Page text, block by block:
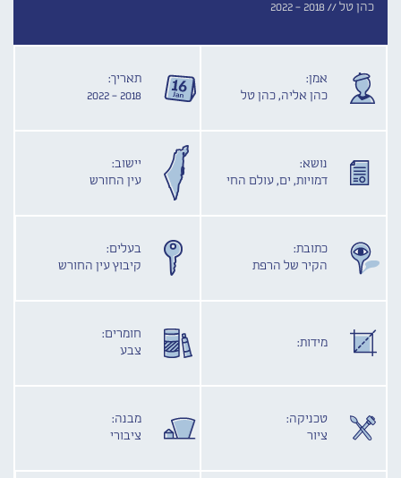
כהן טל // 2018 - 2022
אמן:
כהן אליה, כהן טל
תאריך:
2018 - 2022
נושא:
דמויות, ים, עולם החי
יישוב:
עין החורש
כתובת:
הקיר של הרפת
בעלים:
קיבוץ עין החורש
מידות:
חומרים:
צבע
טכניקה:
ציור
מבנה:
ציבורי